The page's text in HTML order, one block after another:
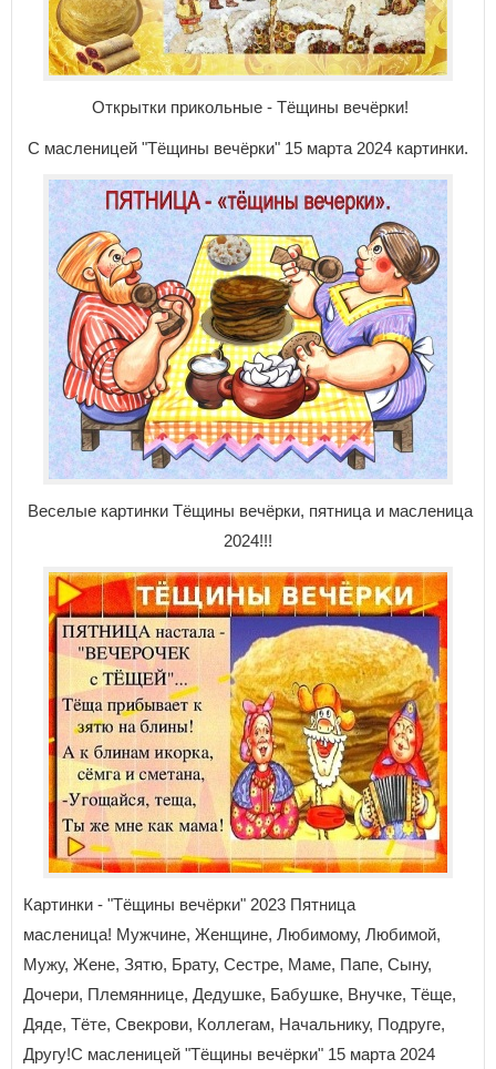
Открытки прикольные - Тёщины вечёрки!
С масленицей "Тёщины вечёрки" 15 марта 2024 картинки.
Веселые картинки Тёщины вечёрки, пятница и масленица
2024!!!
Картинки - "Тёщины вечёрки" 2023 Пятница
масленица! Мужчине, Женщине, Любимому, Любимой,
Мужу, Жене, Зятю, Брату, Сестре, Маме, Папе, Сыну,
Дочери, Племяннице, Дедушке, Бабушке, Внучке, Тёще,
Дяде, Тёте, Свекрови, Коллегам, Начальнику, Подруге,
Другу!С масленицей "Тёщины вечёрки" 15 марта 2024